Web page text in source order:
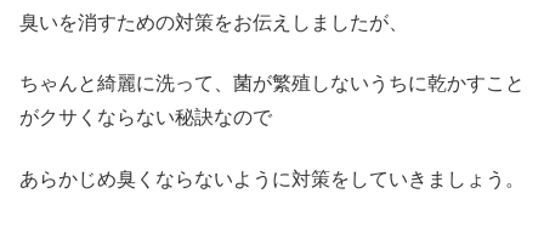
臭いを消すための対策をお伝えしましたが、
ちゃんと綺麗に洗って、菌が繁殖しないうちに乾かすこと
がクサくならない秘訣なので
あらかじめ臭くならないように対策をしていきましょう。